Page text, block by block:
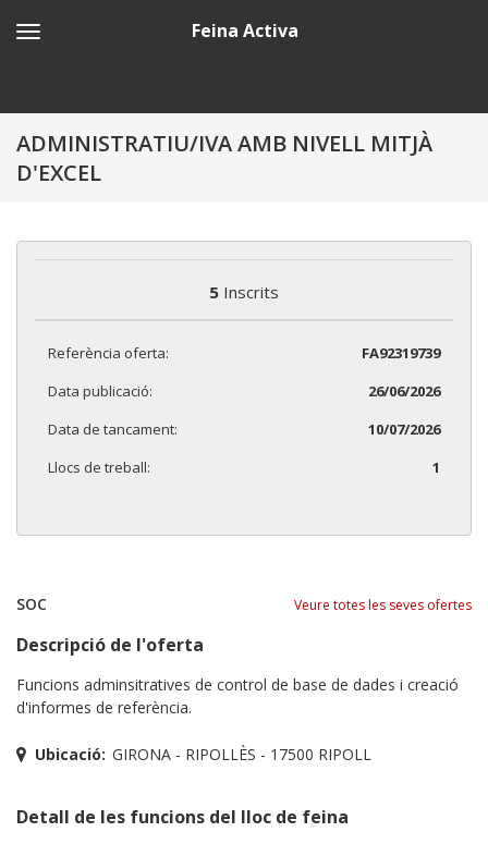
Feina Activa
ADMINISTRATIU/IVA AMB NIVELL MITJÀ
D'EXCEL
5 Inscrits
Referència oferta:
FA92319739
Data publicació:
26/06/2026
Data de tancament:
10/07/2026
Llocs de treball:
1
SOC Veure totes les seves ofertes
Descripció de l'oferta
Funcions adminsitratives de control de base de dades i creació
d'informes de referència.
Ubicació: GIRONA - RIPOLLÈS - 17500 RIPOLL
Detall de les funcions del lloc de feina